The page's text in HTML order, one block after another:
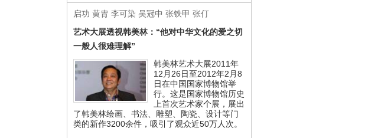
启功 黄胄 李可染 吴冠中 张铁甲 张仃
艺术大展透视韩美林：“他对中华文化的爱之切
一般人很难理解”
韩美林艺术大展2011年
12月26日至2012年2月8
日在中国国家博物馆举
行。这是国家博物馆历史
上首次艺术家个展，展出
了韩美林绘画、书法、雕塑、陶瓷、设计等门
类的新作3200余件，吸引了观众近50万人次。